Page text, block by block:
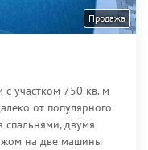
Продажа
участком 750 кв. м
от популярного
спальнями, двумя
на две машины